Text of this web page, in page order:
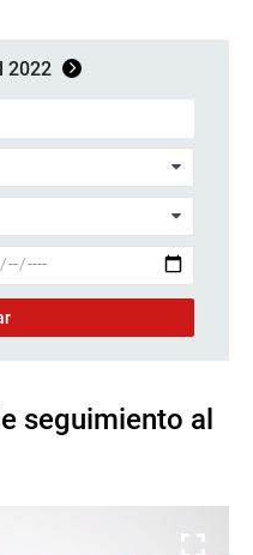
2022
seguimiento al